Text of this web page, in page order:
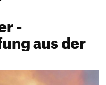
-
aus der